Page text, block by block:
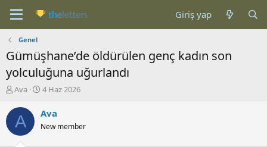
Giriş yap
Genel
Gümüşhane’de öldürülen genç kadın son
yolculuğuna uğurlandı
K
n
b
u
Ava
B
ş
a
4 Haz 2026
A Ava
New member